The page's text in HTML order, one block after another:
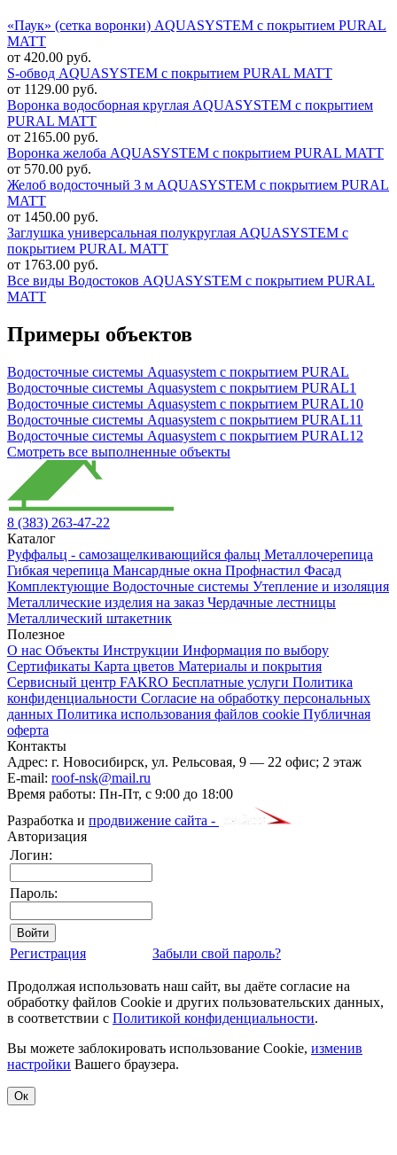
«Паук» (сетка воронки) AQUASYSTEM с покрытием PURAL
MATT
от 420.00 руб.
S-обвод AQUASYSTEM с покрытием PURAL MATT
от 1129.00 руб.
Воронка водосборная круглая AQUASYSTEM с покрытием
PURAL MATT
от 2165.00 руб.
Воронка желоба AQUASYSTEM с покрытием PURAL MATT
от 570.00 руб.
Желоб водосточный 3 м AQUASYSTEM с покрытием PURAL
MATT
от 1450.00 руб.
Заглушка универсальная полукруглая AQUASYSTEM с
покрытием PURAL MATT
от 1763.00 руб.
Все виды Водостоков AQUASYSTEM с покрытием PURAL
MATT
Примеры объектов
Водосточные системы Aquasystem с покрытием PURAL
Водосточные системы Aquasystem с покрытием PURAL1
Водосточные системы Aquasystem с покрытием PURAL10
Водосточные системы Aquasystem с покрытием PURAL11
Водосточные системы Aquasystem с покрытием PURAL12
Смотреть все выполненные объекты
8 (383) 263-47-22
Каталог
Руффальц - самозащелкивающийся фальц Металлочерепица
Гибкая черепица Мансардные окна Профнастил Фасад
Комплектующие Водосточные системы Утепление и изоляция
Металлические изделия на заказ Чердачные лестницы
Металлический штакетник
Полезное
О нас Объекты Инструкции Информация по выбору
Сертификаты Карта цветов Материалы и покрытия
Сервисный центр FAKRO Бесплатные услуги Политика
конфиденциальности Согласие на обработку персональных
данных Политика использования файлов cookie Публичная
оферта
Контакты
Адрес: г. Новосибирск, ул. Рельсовая, 9 — 22 офис; 2 этаж
E-mail: roof-nsk@mail.ru
Время работы: Пн-Пт, с 9:00 до 18:00
Разработка и продвижение сайта -
Авторизация
Логин:
Пароль:
Регистрация Забыли свой пароль?
Продолжая использовать наш сайт, вы даёте согласие на
обработку файлов Cookie и других пользовательских данных,
в соответствии с Политикой конфиденциальности.
Вы можете заблокировать использование Cookie, изменив
настройки Вашего браузера.
Ок